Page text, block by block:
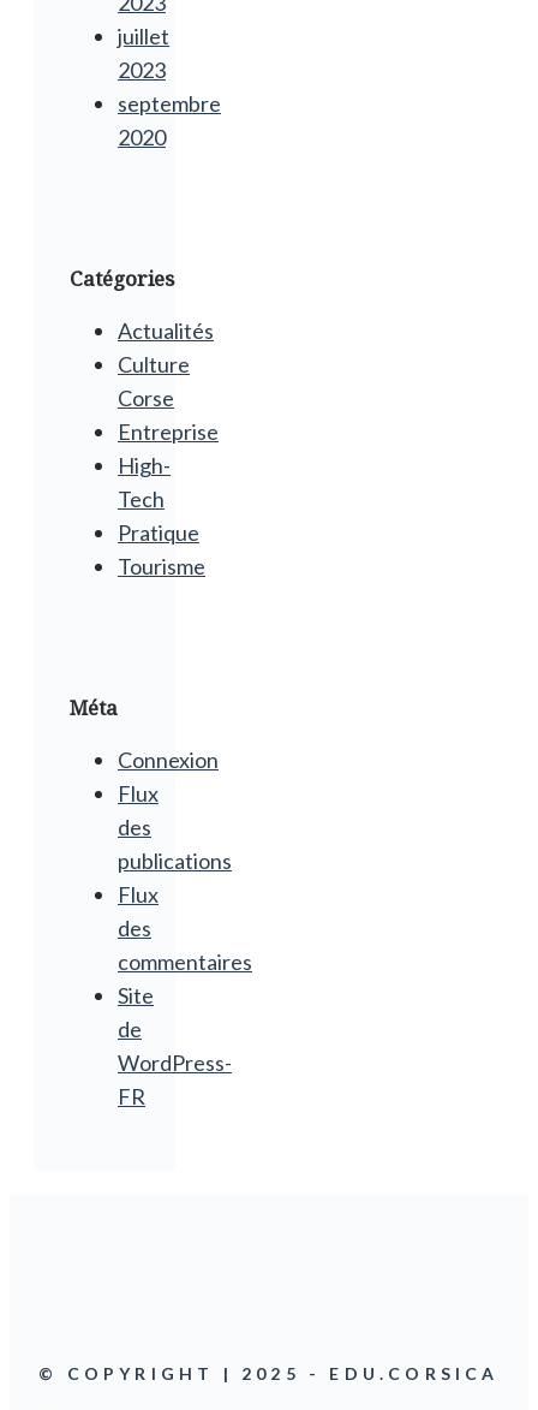
juillet
2023
septembre
2020
Catégories
Actualités
Culture
Corse
Entreprise
High-
Tech
Pratique
Tourisme
Méta
Connexion
Flux
des
publications
Flux
des
commentaires
Site
de
WordPress-
FR
© COPYRIGHT | 2025 - EDU.CORSICA